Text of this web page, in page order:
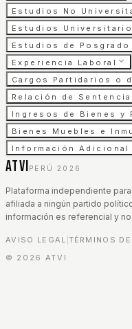
Estudios No
Estudios
Estudios de Posgrado
Experiencia Laboral
Cargos Partidarios o
Relación de
Ingresos de Bienes y
Bienes Muebles e
Información Adicional
ATVI PERÚ 2026
Plataforma independiente
afiliada a ningún partido
información es referencial y
AVISO LEGAL TÉRMINOS
© 2026 ATVI